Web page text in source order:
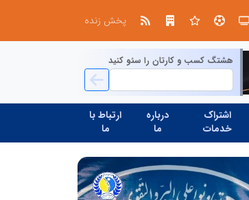
برق چهاردانگه
پخش زنده
هشتگ کسب و کارتان را سئو کنید
اشتراک
خدمات
درباره
ما
ارتباط با
ما